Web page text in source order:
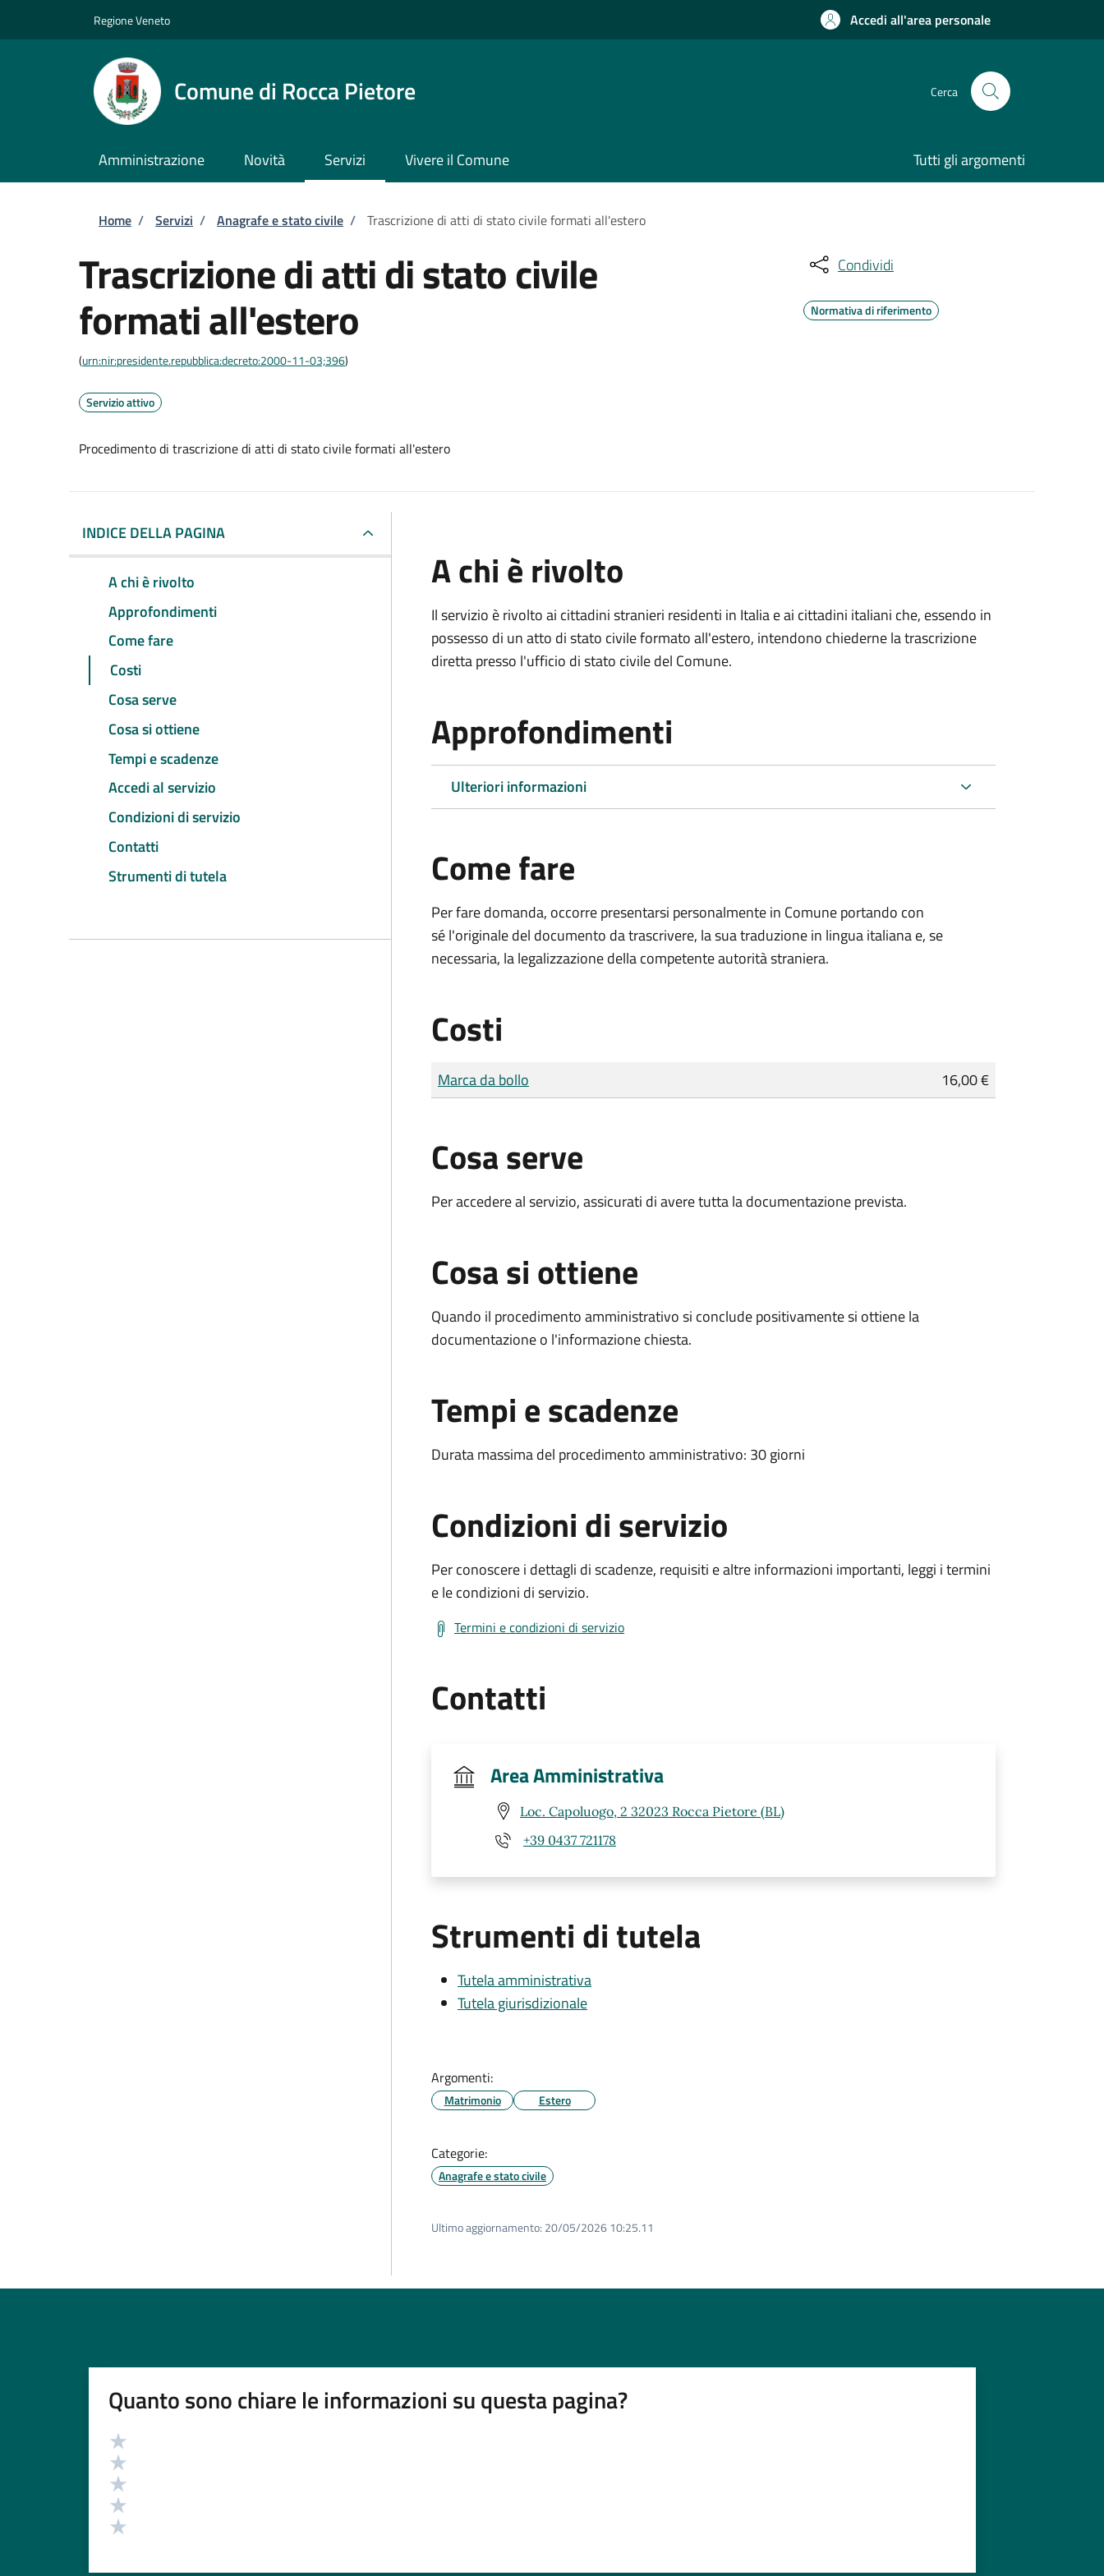
Regione Veneto Accedi all'area personale
Comune di Rocca Pietore Cerca
Amministrazione Novità Servizi Vivere il Comune Tutti gli argomenti
Briciole di pane
Home / Servizi / Anagrafe e stato civile / Trascrizione di atti di stato civile formati all'estero
Trascrizione di atti di stato civile
formati all'estero
(urn:nir:presidente.repubblica:decreto:2000-11-03;396)
Servizio attivo
Procedimento di trascrizione di atti di stato civile formati all'estero
Condividi
Normativa di riferimento
INDICE DELLA PAGINA
A chi è rivolto
Approfondimenti
Come fare
Costi
Cosa serve
Cosa si ottiene
Tempi e scadenze
Accedi al servizio
Condizioni di servizio
Contatti
Strumenti di tutela
A chi è rivolto
Il servizio è rivolto ai cittadini stranieri residenti in Italia e ai cittadini italiani che, essendo in
possesso di un atto di stato civile formato all'estero, intendono chiederne la trascrizione
diretta presso l'ufficio di stato civile del Comune.
Approfondimenti
Ulteriori informazioni
Come fare
Per fare domanda, occorre presentarsi personalmente in Comune portando con
sé l'originale del documento da trascrivere, la sua traduzione in lingua italiana e, se
necessaria, la legalizzazione della competente autorità straniera.
Costi
Tipo di pagamento
Importo
Marca da bollo 16,00 €
Cosa serve
Per accedere al servizio, assicurati di avere tutta la documentazione prevista.
Cosa si ottiene
Quando il procedimento amministrativo si conclude positivamente si ottiene la
documentazione o l'informazione chiesta.
Tempi e scadenze
Durata massima del procedimento amministrativo: 30 giorni
Condizioni di servizio
Per conoscere i dettagli di scadenze, requisiti e altre informazioni importanti, leggi i termini
e le condizioni di servizio.
Termini e condizioni di servizio
Contatti
Area Amministrativa
Loc. Capoluogo, 2 32023 Rocca Pietore (BL)
+39 0437 721178
Strumenti di tutela
Tutela amministrativa
Tutela giurisdizionale
Argomenti:
Matrimonio Estero
Categorie:
Anagrafe e stato civile
Ultimo aggiornamento: 20/05/2026 10:25.11
Quanto sono chiare le informazioni su questa pagina?
Valutazione